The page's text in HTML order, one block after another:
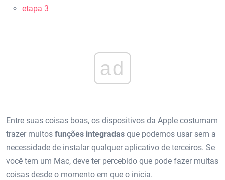
etapa 3
ad
Entre suas coisas boas, os dispositivos da Apple costumam
trazer muitos funções integradas que podemos usar sem a
necessidade de instalar qualquer aplicativo de terceiros. Se
você tem um Mac, deve ter percebido que pode fazer muitas
coisas desde o momento em que o inicia.